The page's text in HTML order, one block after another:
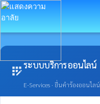
app_registrationระบบบริการออนไลน์
E-Services · ยื่นคำร้องออนไลน์